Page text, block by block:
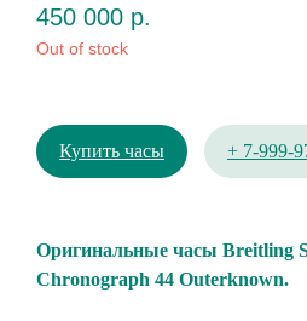
450 000 р.
Out of stock
Купить часы + 7-999-
Oригинальные чaсы Brеitling
Chronogrарh 44 Оuterknown.